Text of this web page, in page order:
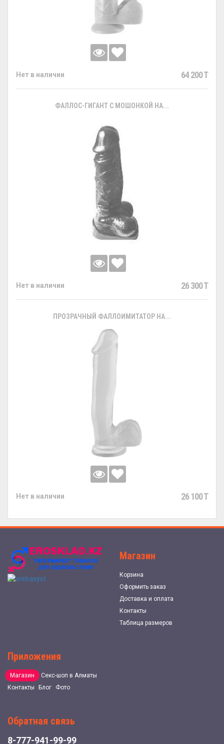
Нет в наличии 64 200 T
ФАЛЛОС-ГИГАНТ С МОШОНКОЙ НА...
Нет в наличии 26 300 T
ПРОЗРАЧНЫЙ ФАЛЛОИМИТАТОР НА...
Нет в наличии 26 100 T
Магазин
Корзина
Оформить заказ
Доставка и оплата
Контакты
Таблица размеров
Приложения
Магазин
Секс-шоп в Алматы
Контакты
Блог Фото
Обратная связь
8-777-941-99-99